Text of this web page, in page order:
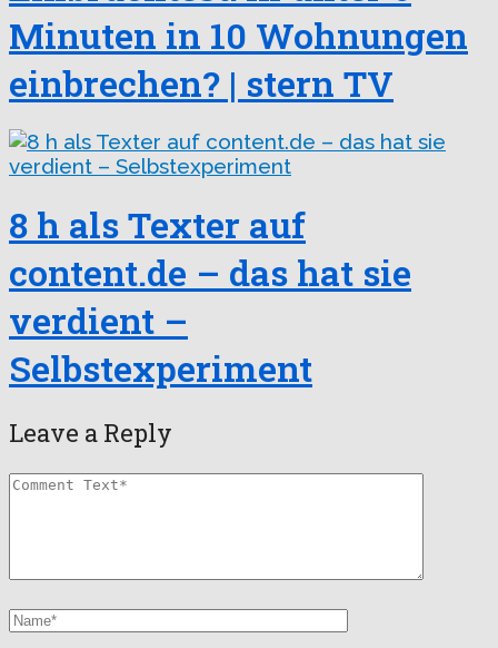
Minuten in 10 Wohnungen
einbrechen? | stern TV
8 h als Texter auf
content.de – das hat sie
verdient –
Selbstexperiment
Leave a Reply